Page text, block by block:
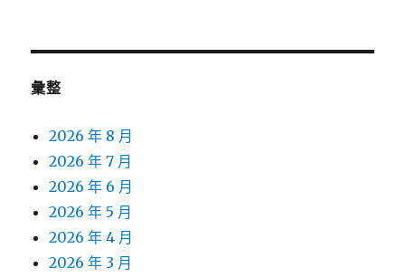
彙整
2026 年 8 月
2026 年 7 月
2026 年 6 月
2026 年 5 月
2026 年 4 月
2026 年 3 月